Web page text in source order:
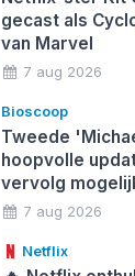
gecast als
van Marvel
7 aug 2026
Bioscoop
Tweede
hoopvolle
vervolg
7 aug 2026
Netflix